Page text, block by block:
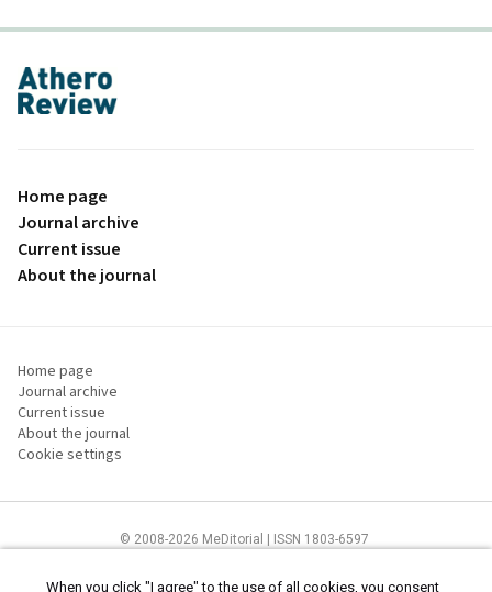
proLékaře.cz
Home page
Journal archive
Current issue
About the journal
Home page
Journal archive
Current issue
About the journal
Cookie settings
© 2008-2026 MeDitorial | ISSN 1803-6597
Useandcookies statement.
When you click "I agree" to the use of all cookies, you consent